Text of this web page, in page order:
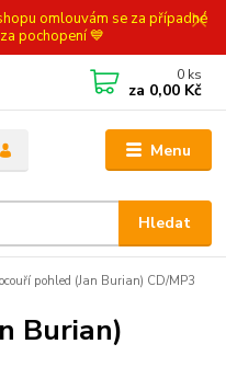
omlouvám se za případné
pochopení 💙
Menu
Hledat
0 ks
za 0,00 Kč
pohled (Jan Burian) CD/MP3
Burian)